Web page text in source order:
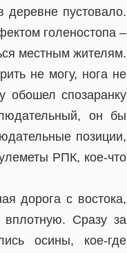
пустовало.
голеностопа –
местным жителям.
не могу, нога не
обошел спозаранку
он бы
позиции,
РПК, кое-что
дорога с востока,
Сразу за
осины, кое-где